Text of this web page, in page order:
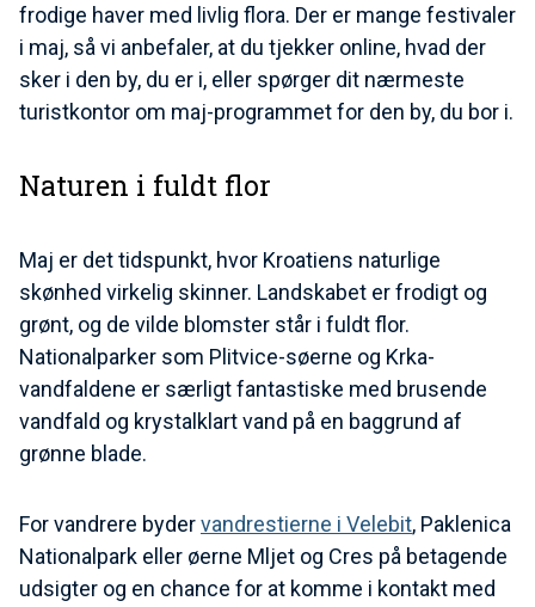
frodige haver med livlig flora. Der er mange festivaler
i maj, så vi anbefaler, at du tjekker online, hvad der
sker i den by, du er i, eller spørger dit nærmeste
turistkontor om maj-programmet for den by, du bor i.
Naturen i fuldt flor
Maj er det tidspunkt, hvor Kroatiens naturlige
skønhed virkelig skinner. Landskabet er frodigt og
grønt, og de vilde blomster står i fuldt flor.
Nationalparker som Plitvice-søerne og Krka-
vandfaldene er særligt fantastiske med brusende
vandfald og krystalklart vand på en baggrund af
grønne blade.
For vandrere bydervandrestierne i Velebit, Paklenica
Nationalpark eller øerne Mljet og Cres på betagende
udsigter og en chance for at komme i kontakt med